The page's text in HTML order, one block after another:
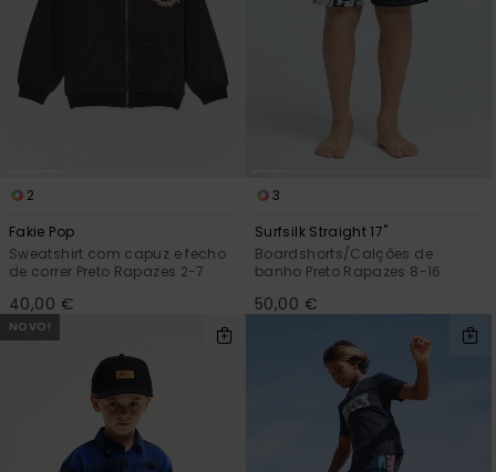
2
Fakie Pop
Sweatshirt com capuz e fecho
de correr Preto Rapazes 2-7
40,00 €
3
Surfsilk Straight 17"
Boardshorts/Calções de
banho Preto Rapazes 8-16
50,00 €
NOVO!